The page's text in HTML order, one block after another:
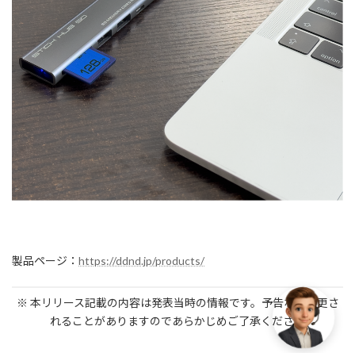
製品ページ： https://ddnd.jp/products/
※ 本リリース記載の内容は発表当時の情報です。予告なく変更さ
れることがありますのであらかじめご了承ください